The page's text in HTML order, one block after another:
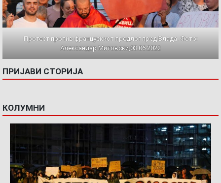
Протест против францускиот предлог пред Влада. Фото:
Александар Митовски,03.06.2022
ПРИЈАВИ СТОРИЈА
КОЛУМНИ